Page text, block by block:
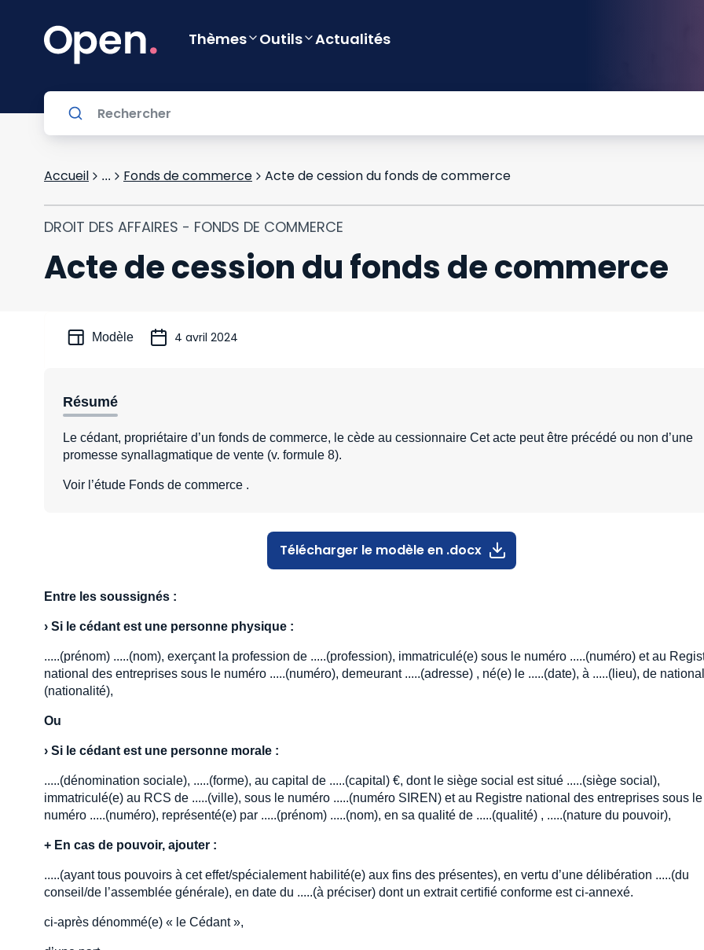
Thèmes Outils Actualités
Accueil ... Fonds de commerce Acte de cession du fonds de commerce
DROIT DES AFFAIRES - FONDS DE COMMERCE
Acte de cession du fonds de commerce
Modèle 4 avril 2024
Résumé
Le cédant, propriétaire d’un fonds de commerce, le cède au cessionnaire Cet acte peut être précédé ou non d’une
promesse synallagmatique de vente (v. formule 8).
Voir l’étude Fonds de commerce .
Télécharger le modèle en .docx
Entre les soussignés :
› Si le cédant est une personne physique :
.....(prénom) .....(nom), exerçant la profession de .....(profession), immatriculé(e) sous le numéro .....(numéro) et au
national des entreprises sous le numéro .....(numéro), demeurant .....(adresse) , né(e) le .....(date), à .....(lieu), de
(nationalité),
Ou
› Si le cédant est une personne morale :
.....(dénomination sociale), .....(forme), au capital de .....(capital) €, dont le siège social est situé .....(siège social),
immatriculé(e) au RCS de .....(ville), sous le numéro .....(numéro SIREN) et au Registre national des entreprises sous le
numéro .....(numéro), représenté(e) par .....(prénom) .....(nom), en sa qualité de .....(qualité) , .....(nature du pouvoir),
+ En cas de pouvoir, ajouter :
.....(ayant tous pouvoirs à cet effet/spécialement habilité(e) aux fins des présentes), en vertu d’une délibération .....(du
conseil/de l’assemblée générale), en date du .....(à préciser) dont un extrait certifié conforme est ci-annexé.
ci-après dénommé(e) « le Cédant »,